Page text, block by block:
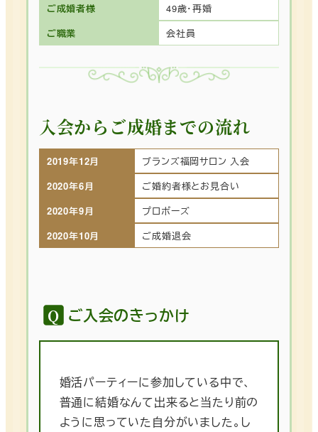
ご成婚者様
49歳・再婚
ご職業
会社員
入会からご成婚までの流れ
2019年12月
ブランズ福岡サロン 入会
2020年6月
ご婚約者様とお見合い
2020年9月
プロポーズ
2020年10月
ご成婚退会
ご入会のきっかけ
婚活パーティーに参加している中で、
普通に結婚なんて出来ると当たり前の
ように思っていた自分がいました。し